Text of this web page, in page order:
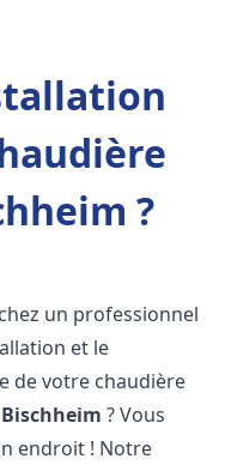
?
un professionnel
et le
de votre chaudière
Bischheim ? Vous
endroit ! Notre